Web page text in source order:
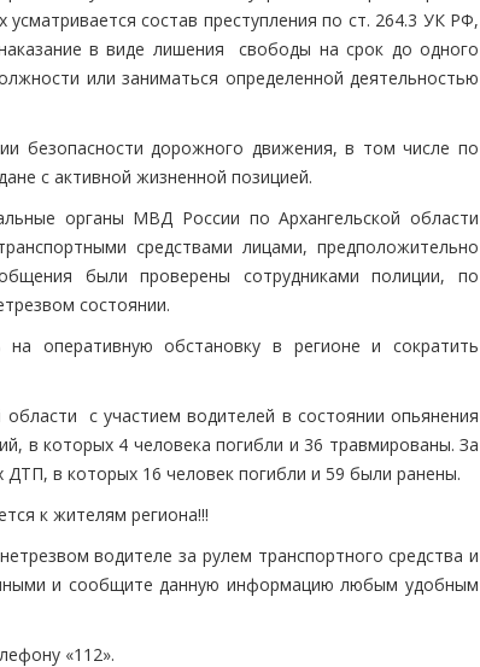
состав преступления по ст. 264.3 УК РФ,
в виде лишения свободы на срок до одного
или заниматься определенной деятельностью
безопасности дорожного движения, в том числе по
с активной жизненной позицией.
органы МВД России по Архангельской области
средствами лицами, предположительно
были проверены сотрудниками полиции, по
состоянии.
оперативную обстановку в регионе и сократить
с участием водителей в состоянии опьянения
в которых 4 человека погибли и 36 травмированы. За
в которых 16 человек погибли и 59 были ранены.
к жителям региона!!!
водителе за рулем транспортного средства и
и сообщите данную информацию любым удобным
«112».